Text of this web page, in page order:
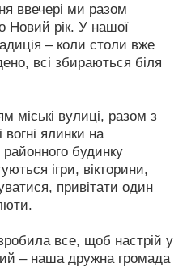
ввечері ми разом
Новий рік. У нашої
– коли столи вже
всі збираються біля
міські вулиці, разом з
ялинки на
будинку
ігри, вікторини,
привітати один
все, щоб настрій у
– наша дружна громада